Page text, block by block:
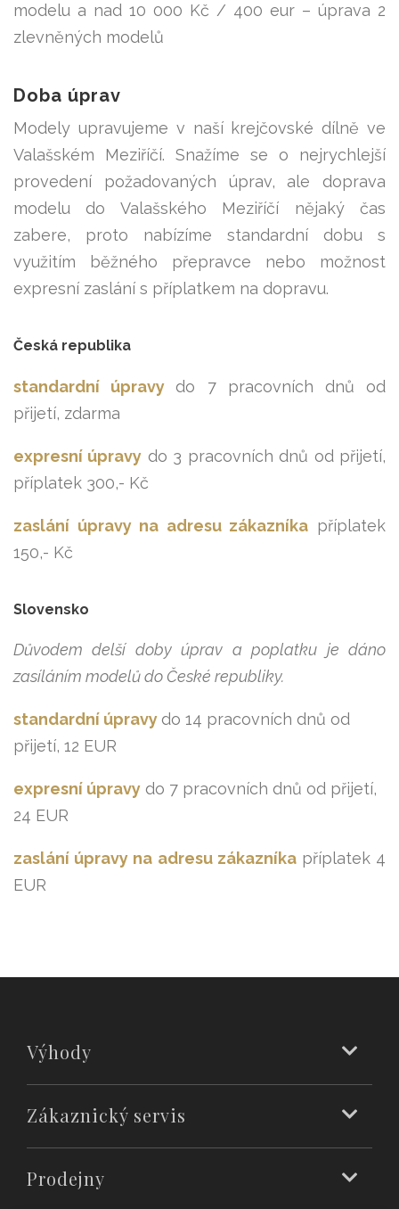
modelu a nad 10 000 Kč / 400 eur – úprava 2
zlevněných modelů
Doba úprav
Modely upravujeme v naší krejčovské dílně ve
Valašském Meziříčí. Snažíme se o nejrychlejší
provedení požadovaných úprav, ale doprava
modelu do Valašského Meziříčí nějaký čas
zabere, proto nabízíme standardní dobu s
využitím běžného přepravce nebo možnost
expresní zaslání s příplatkem na dopravu.
Česká republika
standardní úpravy do 7 pracovních dnů od
přijetí, zdarma
expresní úpravy do 3 pracovních dnů od přijetí,
příplatek 300,- Kč
zaslání úpravy na adresu zákazníka příplatek
150,- Kč
Slovensko
Důvodem delší doby úprav a poplatku je dáno
zasíláním modelů do České republiky.
standardní úpravy do 14 pracovních dnů od
přijetí, 12 EUR
expresní úpravy do 7 pracovních dnů od přijetí,
24 EUR
zaslání úpravy na adresu zákazníkapříplatek 4
EUR
Výhody
Zákaznický servis
Prodejny